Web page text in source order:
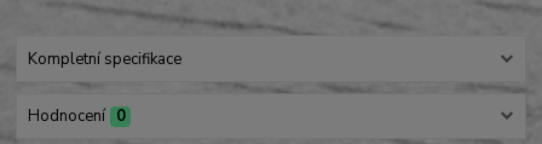
Kompletní specifikace
Hodnocení 0